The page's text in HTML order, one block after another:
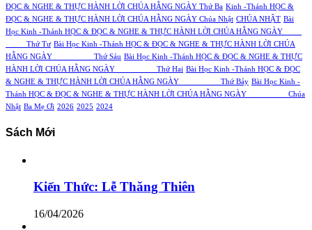
ĐỌC & NGHE & THỰC HÀNH LỜI CHÚA HẰNG NGÀY Thứ Ba Kinh -Thánh HỌC &
ĐỌC & NGHE & THỰC HÀNH LỜI CHÚA HẰNG NGÀY Chúa Nhật CHÚA NHẬT Bài
Học Kinh -Thánh HỌC & ĐỌC & NGHE & THỰC HÀNH LỜI CHÚA HẰNG NGÀY
Thứ Tư Bài Học Kinh -Thánh HỌC & ĐỌC & NGHE & THỰC HÀNH LỜI CHÚA
HẰNG NGÀY Thứ Sáu Bài Học Kinh -Thánh HỌC & ĐỌC & NGHE & THỰC
HÀNH LỜI CHÚA HẰNG NGÀY Thứ Hai Bài Học Kinh -Thánh HỌC & ĐỌC
& NGHE & THỰC HÀNH LỜI CHÚA HẰNG NGÀY Thứ Bảy Bài Học Kinh -
Thánh HỌC & ĐỌC & NGHE & THỰC HÀNH LỜI CHÚA HẰNG NGÀY Chúa
Nhật Ba Mẹ Ơi 2026 2025 2024
Sách Mới
Kiến Thức: Lễ Thăng Thiên
16/04/2026